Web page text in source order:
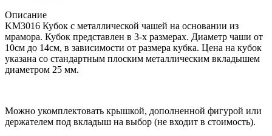
Описание
KM3016 Кубок с металлической чашей на основании из
мрамора. Кубок представлен в 3-х размерах. Диаметр чаши от
10см до 14см, в зависимости от размера кубка. Цена на кубок
указана со стандартным плоским металлическим вкладышем
диаметром 25 мм.
Можно укомплектовать крышкой, дополненной фигурой или
держателем под вкладыш на выбор (не входит в стоимость).